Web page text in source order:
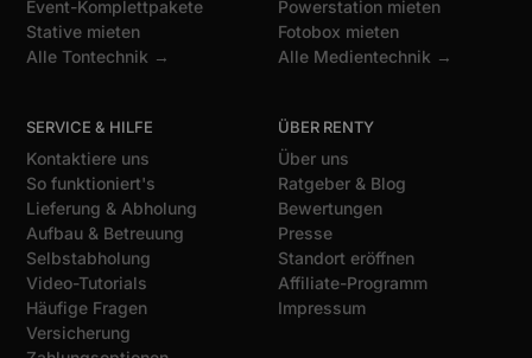
Event-Komplettpakete
Stative mieten
Alle Tontechnik →
Powerstation mieten
Fotobox mieten
Alle Medientechnik →
SERVICE & HILFE
Kontaktiere uns
So funktioniert's
Lieferung & Abholung
Aufbau & Betreuung
Selbstabholung
Video-Tutorials
Häufige Fragen
Versicherung
ÜBER RENTY
Über uns
Ratgeber & Blog
Bewertungen
Presse
Standort eröffnen
Affiliate-Programm
Impressum